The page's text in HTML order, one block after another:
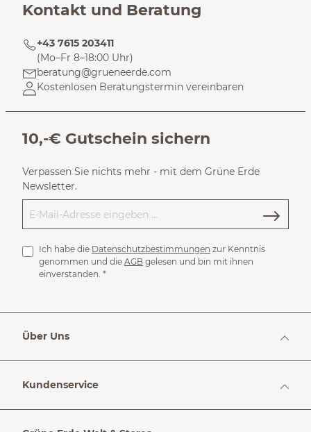
Kontakt und Beratung
+43 7615 203411
(Mo–Fr 8–18:00 Uhr)
beratung@grueneerde.com
Kostenlosen Beratungstermin vereinbaren
10,-€ Gutschein sichern
Verpassen Sie nichts mehr - mit dem Grüne Erde
Newsletter.
Ich habe die Datenschutzbestimmungen zur Kenntnis
genommen und die AGB gelesen und bin mit ihnen
einverstanden. *
Über Uns
Kundenservice